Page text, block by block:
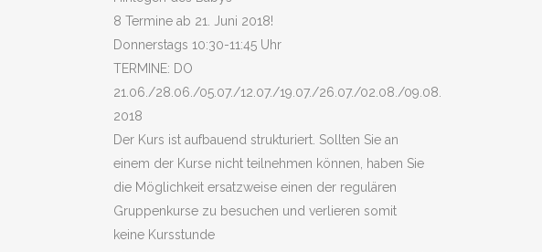
8 Termine ab 21. Juni 2018!
Donnerstags 10:30-11:45 Uhr
TERMINE: DO
21.06./28.06./05.07./12.07./19.07./26.07./02.08./09.08.
2018
Der Kurs ist aufbauend strukturiert. Sollten Sie an
einem der Kurse nicht teilnehmen können, haben Sie
die Möglichkeit ersatzweise einen der regulären
Gruppenkurse zu besuchen und verlieren somit
keine Kursstunde